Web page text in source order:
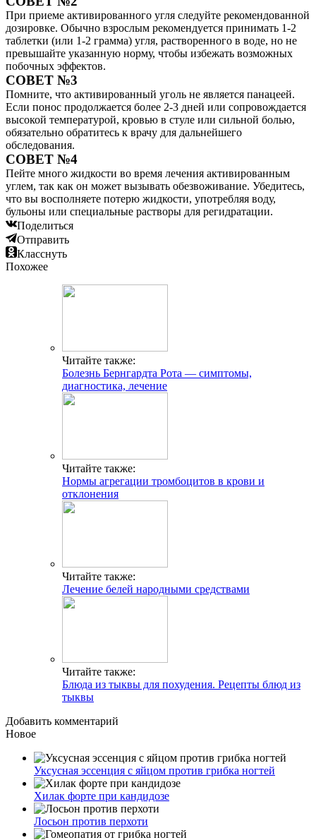
При приеме активированного угля следуйте рекомендованной
дозировке. Обычно взрослым рекомендуется принимать 1-2
таблетки (или 1-2 грамма) угля, растворенного в воде, но не
превышайте указанную норму, чтобы избежать возможных
побочных эффектов.
СОВЕТ №3
Помните, что активированный уголь не является панацеей.
Если понос продолжается более 2-3 дней или сопровождается
высокой температурой, кровью в стуле или сильной болью,
обязательно обратитесь к врачу для дальнейшего
обследования.
СОВЕТ №4
Пейте много жидкости во время лечения активированным
углем, так как он может вызывать обезвоживание. Убедитесь,
что вы восполняете потерю жидкости, употребляя воду,
бульоны или специальные растворы для регидратации.
Поделиться
Отправить
Класснуть
Похожее
Читайте также:
Болезнь Бернгардта Рота — симптомы,
диагностика, лечение
Читайте также:
Нормы агрегации тромбоцитов в крови и
отклонения
Читайте также:
Лечение белей народными средствами
Читайте также:
Блюда из тыквы для похудения. Рецепты блюд из
тыквы
Добавить комментарий
Новое
Уксусная эссенция с яйцом против грибка ногтей
Хилак форте при кандидозе
Лосьон против перхоти